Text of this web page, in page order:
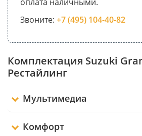
Звоните: +7 (495) 104-40-82
Комплектация Suzuki
Рестайлинг
Мультимедиа
Комфорт